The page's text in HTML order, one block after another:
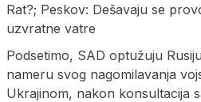
Rat?; Peskov: Dešavaju se
uzvratne vatre
Podsetimo, SAD optužuju
nameru svog nagomilavanja
Ukrajinom, nakon konsultacija